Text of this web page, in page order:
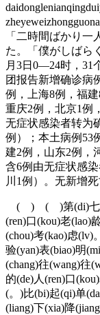
「二時間ばかり
た。「僕がしば
月3日0—24时，31
团报告新增确诊病
例，上海8例，福
重庆2例，北京1例
无症状感染者转为
例）；本土病例53
建2例，山东2例，
含6例由无症状感
川1例）。无新增
( ) ( )第(di)七(qi)
(ren)口(kou)老(lao)
(chou)考(kao)虑(lv)
验(yan)表(biao)明
(chang)往(wang)往
的(de)人(ren)口
(。)比(bi)起(qi)单
(liang)下(xia)降